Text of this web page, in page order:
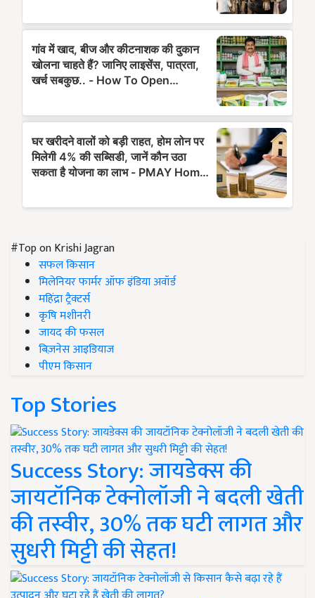
#Top on Krishi Jagran
सफल किसान
मिलेनियर फार्मर ऑफ इंडिया अवॉर्ड
महिंद्रा ट्रैक्टर्स
कृषि मशीनरी
जायद की फसल
बिज़नेस आइडियाज
पीएम किसान
Top Stories
Success Story: जायडेक्स की
जायटॉनिक टेक्नोलॉजी ने बदली खेती
की तस्वीर, 30% तक घटी लागत और
सुधरी मिट्टी की सेहत!